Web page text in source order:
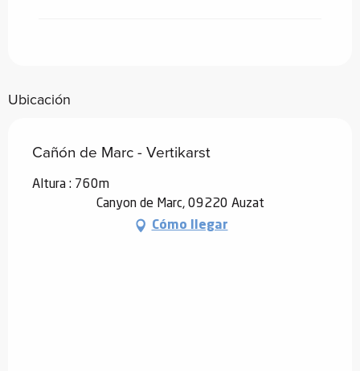
Ubicación
Cañón de Marc - Vertikarst
Altura : 760m
Canyon de Marc, 09220 Auzat
Cómo llegar